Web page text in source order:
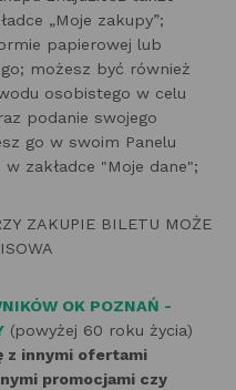
„Moje zakupy”;
papierowej lub
możesz być również
osobistego w celu
podanie swojego
go w swoim Panelu
zakładce "Moje dane";
ZAKUPIE BILETU MOŻE
OK POZNAŃ -
(powyżej 60 roku życia)
z innymi ofertami
promocjami czy